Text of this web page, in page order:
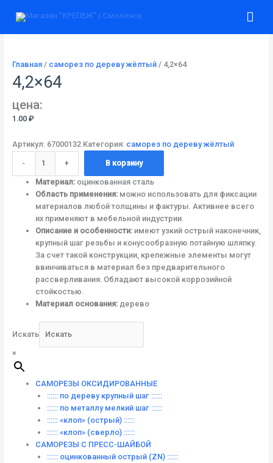
Главная/ саморез по дереву жёлтый/ 4,2×64
4,2×64
цена:
1.00 ₽
Артикул: 67000132 Категория: саморез по дереву жёлтый
-
товара
+ В корзину
Материал: оцинкованная сталь
Область применения: можно использовать для фиксации
материалов любой толщины и фактуры. Активнее всего
их применяют в мебельной индустрии.
Описание и особенности: имеют узкий острый наконечник,
крупный шаг резьбы и конусообразную потайную шляпку.
За счет такой конструкции, крепежные элементы могут
ввинчиваться в материал без предварительного
рассверливания. Обладают высокой коррозийной
стойкостью.
Материал основания: дерево
Искать
×
САМОРЕЗЫ ОКСИДИРОВАННЫЕ
:::::: по дереву крупный шаг ::::::
:::::: по металлу мелкий шаг ::::::
:::::: «клоп» (острый) ::::::
:::::: «клоп» (сверло) ::::::
САМОРЕЗЫ С ПРЕСС-ШАЙБОЙ
:::::: оцинкованный острый (ZN) ::::::